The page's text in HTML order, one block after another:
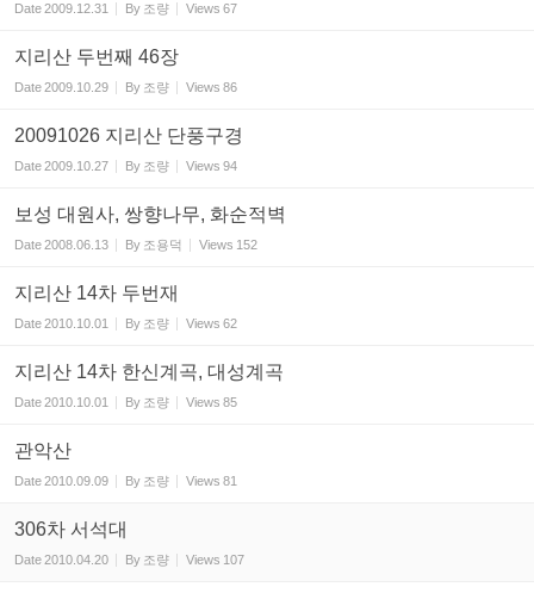
Date2009.12.31 By 조량 Views 67
지리산 두번째 46장
Date2009.10.29 By 조량 Views 86
20091026 지리산 단풍구경
Date2009.10.27 By 조량 Views 94
보성 대원사, 쌍향나무, 화순적벽
Date2008.06.13 By 조용덕 Views 152
지리산 14차 두번재
Date2010.10.01 By 조량 Views 62
지리산 14차 한신계곡, 대성계곡
Date2010.10.01 By 조량 Views 85
관악산
Date2010.09.09 By 조량 Views 81
306차 서석대
Date2010.04.20 By 조량 Views 107